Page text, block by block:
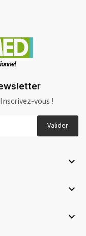
vous !
Valider


